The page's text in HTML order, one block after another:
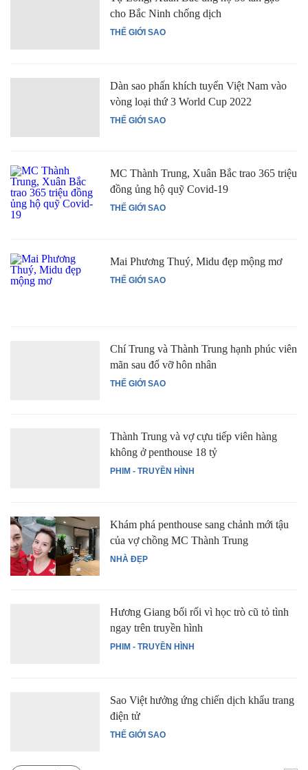
THẾ GIỚI SAO
cho Bắc Ninh chống dịch
THẾ GIỚI SAO
Dàn sao phấn khích tuyển Việt Nam vào
vòng loại thứ 3 World Cup 2022
THẾ GIỚI SAO
MC Thành Trung, Xuân Bắc trao 365 triệu
đồng ủng hộ quỹ Covid-19
THẾ GIỚI SAO
Mai Phương Thuý, Midu đẹp mộng mơ
THẾ GIỚI SAO
Chí Trung và Thành Trung hạnh phúc viên
mãn sau đổ vỡ hôn nhân
PHIM - TRUYỀN HÌNH
Thành Trung và vợ cựu tiếp viên hàng
không ở penthouse 18 tỷ
NHÀ ĐẸP
Khám phá penthouse sang chảnh mới tậu
của vợ chồng MC Thành Trung
PHIM - TRUYỀN HÌNH
Hương Giang bối rối vì học trò cũ tỏ tình
ngay trên truyền hình
THẾ GIỚI SAO
Sao Việt hưởng ứng chiến dịch khẩu trang
điện tử